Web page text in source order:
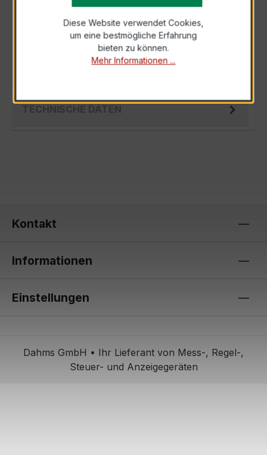
Der EASKD 31.5 3x500/1A 2,5VA Kl.0,5 ist ein
kompakter, hochpräziser
Verrechnungsstromwandler der bewährten
TECHNISCHE DATEN
Kontakt
Informationen
Einstellungen
Dahms GmbH • Ihr Lieferant von Mess-, Regel-,
Steuer- und Anzeigegeräten
Diese Website verwendet Cookies,
um eine bestmögliche Erfahrung
bieten zu können.
Mehr Informationen ...